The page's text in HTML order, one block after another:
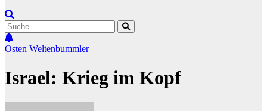
Osten Weltenbummler
Israel: Krieg im Kopf